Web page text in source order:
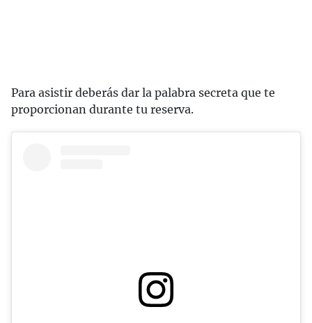
Para asistir deberás dar la palabra secreta que te
proporcionan durante tu reserva.